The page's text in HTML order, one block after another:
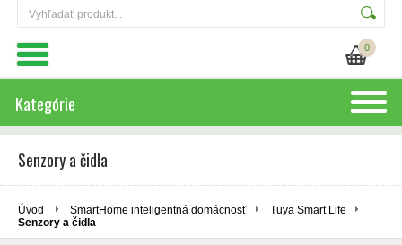
0
Kategórie
Senzory a čidla
Úvod SmartHome inteligentná domácnosť
Tuya Smart Life
Senzory a čidla